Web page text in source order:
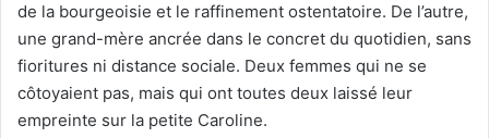
de la bourgeoisie et le raffinement ostentatoire. De l’autre,
une grand-mère ancrée dans le concret du quotidien, sans
fioritures ni distance sociale. Deux femmes qui ne se
côtoyaient pas, mais qui ont toutes deux laissé leur
empreinte sur la petite Caroline.